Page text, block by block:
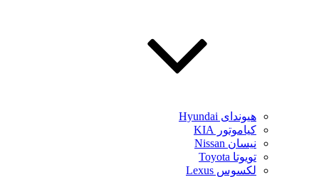
هیوندای Hyundai
کیاموتور KIA
نیسان Nissan
تویوتا Toyota
لکسوس Lexus